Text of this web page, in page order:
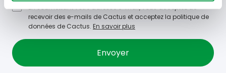
En soumettant votre adresse e-mail, vous acceptez de
recevoir des e-mails de Cactus et acceptez la politique de
données de Cactus. En savoir plus